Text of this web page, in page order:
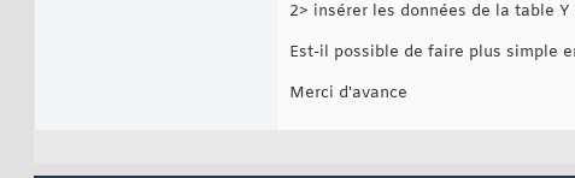
2> insérer les données de la table
Est-il possible de faire plus simple
Merci d'avance